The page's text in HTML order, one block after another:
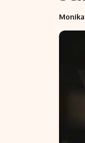
Energetika
Ekonomika